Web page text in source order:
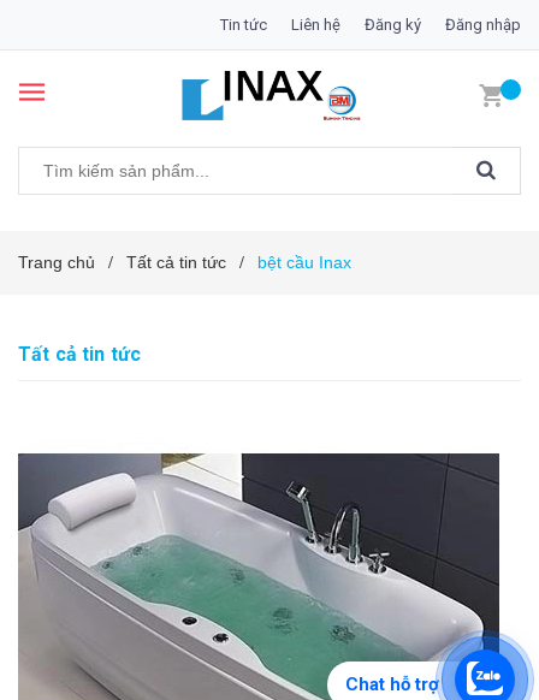
Tin tức Liên hệ Đăng ký Đăng nhập
Trang chủ / Tất cả tin tức / bệt cầu Inax
Tất cả tin tức
Chat hỗ trợ